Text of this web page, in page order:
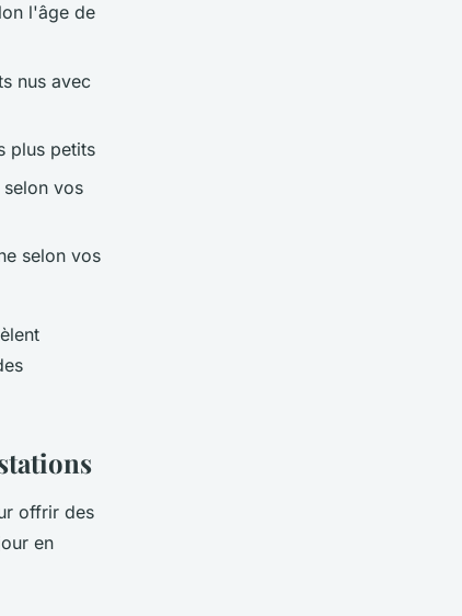
l'âge de
nus avec
plus petits
vos
selon vos
offrir des
en